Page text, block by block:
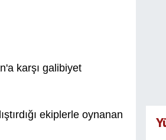
karşı galibiyet
ekiplerle oynanan